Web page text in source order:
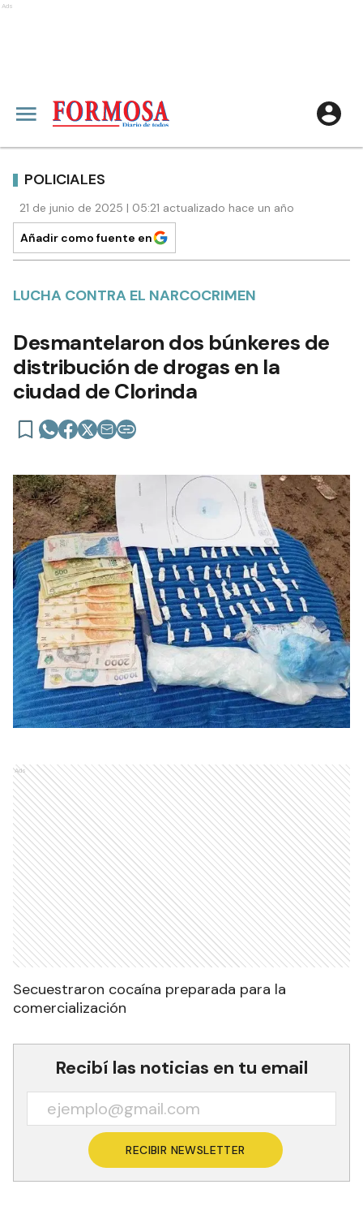
Ads
POLICIALES
21 de junio de 2025 | 05:21 actualizado hace un año
Añadir como fuente en
LUCHA CONTRA EL NARCOCRIMEN
Desmantelaron dos búnkeres de
distribución de drogas en la
ciudad de Clorinda
Ads
Secuestraron cocaína preparada para la
comercialización
Recibí las noticias en tu email
RECIBIR NEWSLETTER